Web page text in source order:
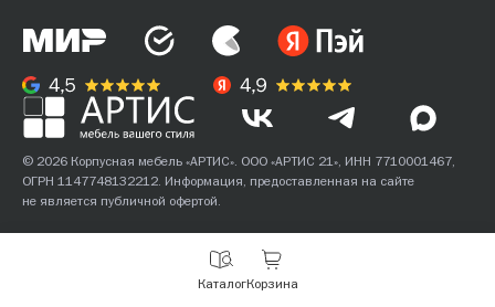
КаталогКорзина
© 2026 Корпусная мебель «АРТИС». ООО «АРТИС 21», ИНН 7710001467,
ОГРН 1147748132212. Информация, предоставленная на сайте
не является публичной офертой.